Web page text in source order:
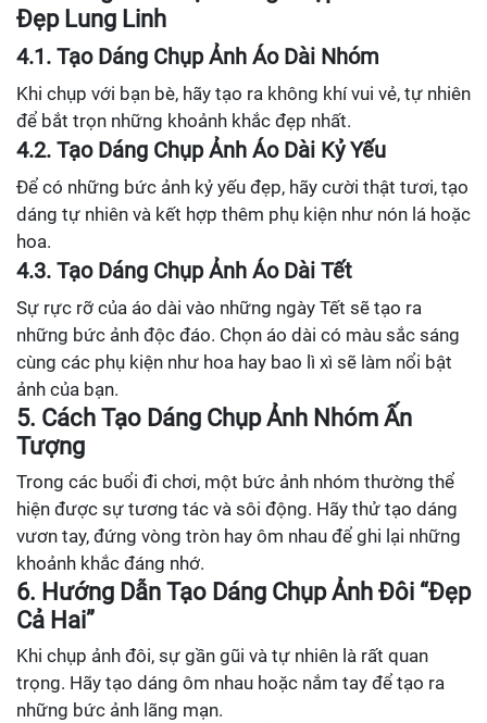
Đẹp Lung Linh
4.1. Tạo Dáng Chụp Ảnh Áo Dài Nhóm
Khi chụp với bạn bè, hãy tạo ra không khí vui vẻ, tự nhiên
để bắt trọn những khoảnh khắc đẹp nhất.
4.2. Tạo Dáng Chụp Ảnh Áo Dài Kỷ Yếu
Để có những bức ảnh kỷ yếu đẹp, hãy cười thật tươi, tạo
dáng tự nhiên và kết hợp thêm phụ kiện như nón lá hoặc
hoa.
4.3. Tạo Dáng Chụp Ảnh Áo Dài Tết
Sự rực rỡ của áo dài vào những ngày Tết sẽ tạo ra
những bức ảnh độc đáo. Chọn áo dài có màu sắc sáng
cùng các phụ kiện như hoa hay bao lì xì sẽ làm nổi bật
ảnh của bạn.
5. Cách Tạo Dáng Chụp Ảnh Nhóm Ấn
Tượng
Trong các buổi đi chơi, một bức ảnh nhóm thường thể
hiện được sự tương tác và sôi động. Hãy thử tạo dáng
vươn tay, đứng vòng tròn hay ôm nhau để ghi lại những
khoảnh khắc đáng nhớ.
6. Hướng Dẫn Tạo Dáng Chụp Ảnh Đôi “Đẹp
Cả Hai”
Khi chụp ảnh đôi, sự gần gũi và tự nhiên là rất quan
trọng. Hãy tạo dáng ôm nhau hoặc nắm tay để tạo ra
những bức ảnh lãng mạn.